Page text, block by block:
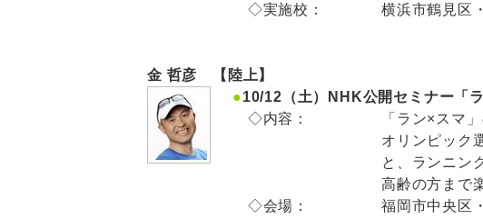
◇実施校：
横浜市鶴見区
金 哲彦 【陸上】
●10/12（土）NHK公開セミナー「
◇内容：
「ラン×スマ
オリンピック
と、ランニン
高齢の方まで
◇会場：
福岡市中央区